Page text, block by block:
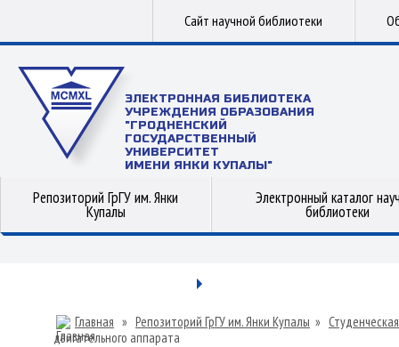
Сайт научной библиотеки
ЭЛЕКТРОННАЯ БИБЛИОТЕКА
УЧРЕЖДЕНИЯ ОБРАЗОВАНИЯ
"ГРОДНЕНСКИЙ
ГОСУДАРСТВЕННЫЙ
УНИВЕРСИТЕТ
ИМЕНИ ЯНКИ КУПАЛЫ"
Репозиторий ГрГУ им. Янки
Купалы
Электронный каталог
библиотеки
Главная » Репозиторий ГрГУ им. Янки Купалы »
двигательного аппарата